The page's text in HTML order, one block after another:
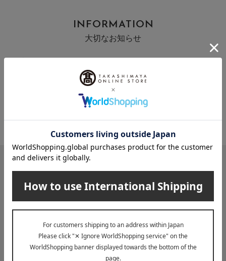
INFORMATION
大切なお知らせ
2026年07月29日
お届け遅延のお知らせ
メールマガジン
送料無料クーポンやキャンペーン、新着・SALE・おすすめ商品な
ど、「高島屋オンラインストア」のお得＆うれしい情報をお届けい
メールマガジンについて詳しく見る